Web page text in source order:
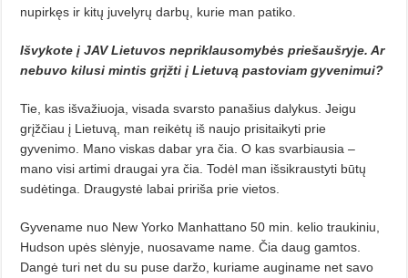
nupirkęs ir kitų juvelyrų darbų, kurie man patiko.
Išvykote į JAV Lietuvos nepriklausomybės priešaušryje. Ar
nebuvo kilusi mintis grįžti į Lietuvą pastoviam gyvenimui?
Tie, kas išvažiuoja, visada svarsto panašius dalykus. Jeigu
grįžčiau į Lietuvą, man reikėtų iš naujo prisitaikyti prie
gyvenimo. Mano viskas dabar yra čia. O kas svarbiausia –
mano visi artimi draugai yra čia. Todėl man išsikraustyti būtų
sudėtinga. Draugystė labai pririša prie vietos.
Gyvename nuo New Yorko Manhattano 50 min. kelio traukiniu,
Hudson upės slėnyje, nuosavame name. Čia daug gamtos.
Dangė turi net du su puse daržo, kuriame auginame net savo